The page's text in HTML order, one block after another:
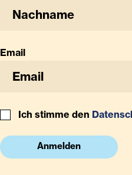
Email
Ich stimme den
Anmelden